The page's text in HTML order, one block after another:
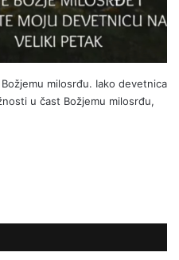
milosrđu. Iako devetnica
u čast Božjemu milosrđu,